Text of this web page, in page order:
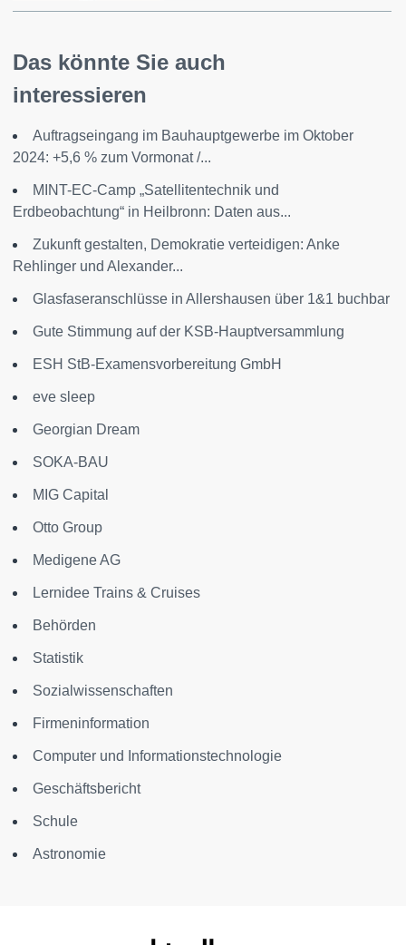
Das könnte Sie auch
interessieren
Auftragseingang im Bauhauptgewerbe im Oktober
2024: +5,6 % zum Vormonat /...
MINT-EC-Camp „Satellitentechnik und
Erdbeobachtung“ in Heilbronn: Daten aus...
Zukunft gestalten, Demokratie verteidigen: Anke
Rehlinger und Alexander...
Glasfaseranschlüsse in Allershausen über 1&1 buchbar
Gute Stimmung auf der KSB-Hauptversammlung
ESH StB-Examensvorbereitung GmbH
eve sleep
Georgian Dream
SOKA-BAU
MIG Capital
Otto Group
Medigene AG
Lernidee Trains & Cruises
Behörden
Statistik
Sozialwissenschaften
Firmeninformation
Computer und Informationstechnologie
Geschäftsbericht
Schule
Astronomie